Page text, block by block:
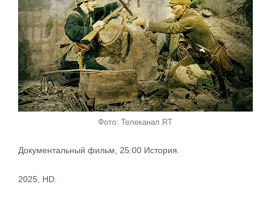
Фото: Телеканал RT
Документальный фильм, 25:00 История.
2025, HD.